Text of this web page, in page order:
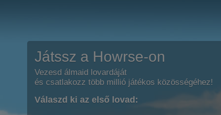
Játssz a Howrse-on
Vezesd álmaid lovardáját
és csatlakozz több millió játékos közösségéhez!
Válaszd ki az első lovad: